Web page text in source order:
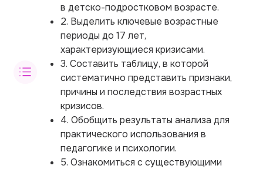
в детско-подростковом возрасте.
2. Выделить ключевые возрастные
периоды до 17 лет,
характеризующиеся кризисами.
3. Составить таблицу, в которой
систематично представить признаки,
причины и последствия возрастных
кризисов.
4. Обобщить результаты анализа для
практического использования в
педагогике и психологии.
5. Ознакомиться с существующими